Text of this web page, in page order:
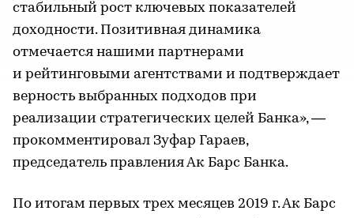
стабильный рост ключевых показателей
доходности. Позитивная динамика
отмечается нашими партнерами
и рейтинговыми агентствами и подтверждает
верность выбранных подходов при
реализации стратегических целей Банка», —
прокомментировал Зуфар Гараев,
председатель правления Ак Барс Банка.
По итогам первых трех месяцев 2019 г. Ак Барс